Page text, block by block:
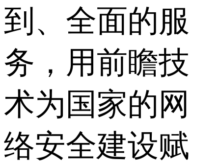
到、全面的服
务，用前瞻技
术为国家的网
络安全建设赋